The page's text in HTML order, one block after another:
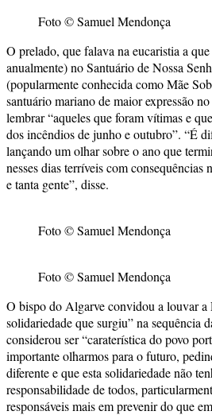
Foto © Samuel Mendonça
O prelado, que falava na eucaristia a
anualmente) no Santuário de Nossa
(popularmente conhecida como Mãe
santuário mariano de maior expressão
lembrar “aqueles que foram vítimas e
dos incêndios de junho e outubro”. “É
lançando um olhar sobre o ano que
nesses dias terríveis com consequências
e tanta gente”, disse.
Foto © Samuel Mendonça
Foto © Samuel Mendonça
O bispo do Algarve convidou a louvar a
solidariedade que surgiu” na sequência
considerou ser “caraterística do povo
importante olharmos para o futuro,
diferente e que esta solidariedade não
responsabilidade de todos,
responsáveis mais em prevenir do que